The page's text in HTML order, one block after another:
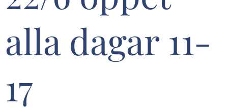
alla dagar 11-
17